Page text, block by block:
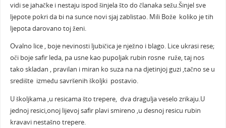
vidi se jahačke i nestaju ispod šinjela što do članaka sežu.Šinjel sve
ljepote pokri da bi na sunce novi sjaj zablistao. Mili Bože koliko je tih
ljepota darovano toj ženi.
Ovalno lice , boje nevinosti ljubičica je nježno i blago. Lice ukrasi rese;
oči boje safir leda, pa usne kao pupoljak rubin rosne ruže, taj nos
tako skladan , pravilan i miran ko suza na na djetinjoj guzi ,tačno se u
središte između savršenih školjki postavio.
U školjkama ,u resicama što trepere, dva dragulja veselo zrikaju.U
jednoj resici,onoj lijevoj safir plavi smireno ,u desnoj resicu rubin
kravavi nestašno trepere.